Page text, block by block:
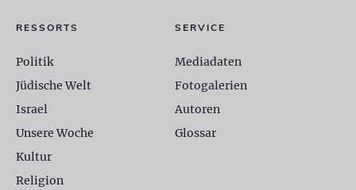
RESSORTS
Politik
Jüdische Welt
Israel
Unsere Woche
Kultur
Religion
SERVICE
Mediadaten
Fotogalerien
Autoren
Glossar